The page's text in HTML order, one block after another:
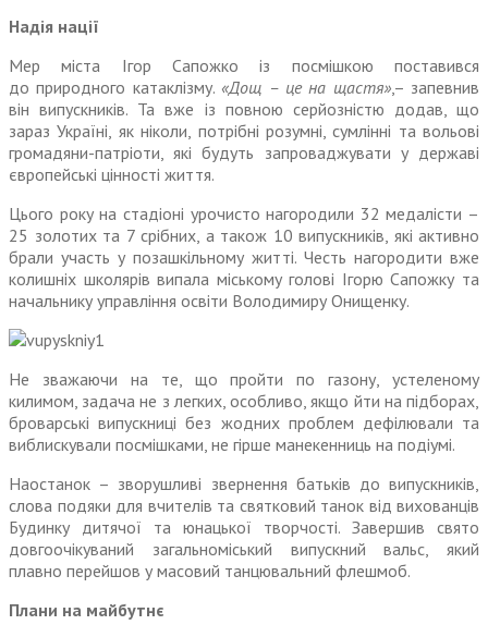
Надія нації
Мер міста Ігор Сапожко із посмішкою поставився
до природного катаклізму. «Дощ – це на щастя»,– запевнив
він випускників. Та вже із повною серйозністю додав, що
зараз Україні, як ніколи, потрібні розумні, сумлінні та вольові
громадяни-патріоти, які будуть запроваджувати у державі
європейські цінності життя.
Цього року на стадіоні урочисто нагородили 32 медалісти –
25 золотих та 7 срібних, а також 10 випускників, які активно
брали участь у позашкільному житті. Честь нагородити вже
колишніх школярів випала міському голові Ігорю Сапожку та
начальнику управління освіти Володимиру Онищенку.
Не зважаючи на те, що пройти по газону, устеленому
килимом, задача не з легких, особливо, якщо йти на підборах,
броварські випускниці без жодних проблем дефілювали та
виблискували посмішками, не гірше манекенниць на подіумі.
Наостанок – зворушливі звернення батьків до випускників,
слова подяки для вчителів та святковий танок від вихованців
Будинку дитячої та юнацької творчості. Завершив свято
довгоочікуваний загальноміський випускний вальс, який
плавно перейшов у масовий танцювальний флешмоб.
Плани на майбутнє